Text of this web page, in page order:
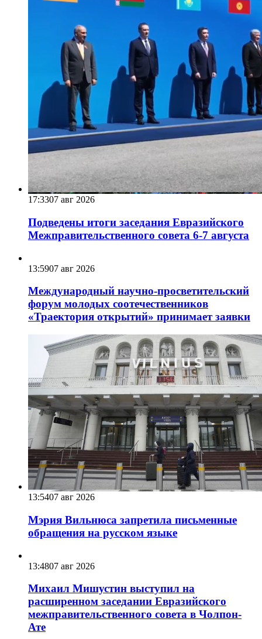
17:3307 авг 2026
Подведены итоги заседания Евразийского
Межправительственного совета 6-7 августа
13:5907 авг 2026
Международный научно-просветительский
форум молодых соотечественников
«Траектория открытий» принимает заявки
13:5407 авг 2026
Мэрия Вильнюса запретила письменные
обращения на русском языке
13:4807 авг 2026
Михаил Мишустин выступил на
расширенном заседании Евразийского
межправительственного совета в Чолпон-
Ате